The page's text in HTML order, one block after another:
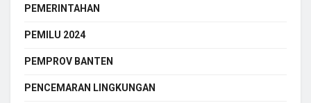
PEMERINTAHAN
PEMILU 2024
PEMPROV BANTEN
PENCEMARAN LINGKUNGAN